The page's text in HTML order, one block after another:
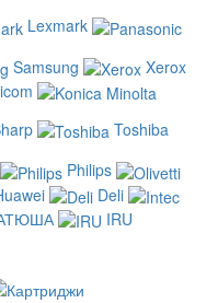
Lexmark
Samsung
Xerox
Toshiba
Philips
Deli
IRU